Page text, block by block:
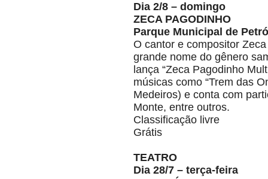
Dia 2/8 – domingo
ZECA PAGODINHO
Parque Municipal de
O cantor e compositor
grande nome do gênero
lança “Zeca Pagodinho
músicas como “Trem das
Medeiros) e conta com
Monte, entre outros.
Classificação livre
Grátis
TEATRO
Dia 28/7 – terça-feira